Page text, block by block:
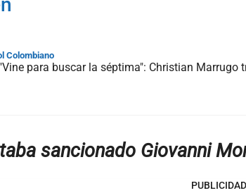
Colombiano
"Vine para buscar la séptima": Christian Marrugo
sancionado Giovanni
PUBLICIDAD